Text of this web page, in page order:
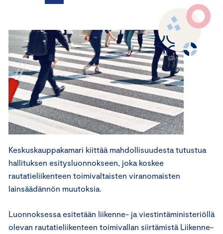
Keskuskauppakamari kiittää mahdollisuudesta tutustua
hallituksen esitysluonnokseen, joka koskee
rautatieliikenteen toimivaltaisten viranomaisten
lainsäädännön muutoksia.
Luonnoksessa esitetään liikenne- ja viestintäministeriöllä
olevan rautatieliikenteen toimivallan siirtämistä Liikenne-